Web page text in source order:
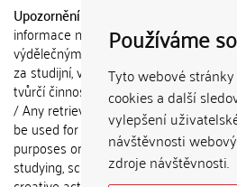
Používáme
Tyto webové
cookies a další
vylepšení
návštěvnosti
zdroje návštěvnosti.
Upozornění / Notice:
informace nemohou být použity k
výdělečným účelům nebo vydávány
za studijní, vědeckou nebo jinou
tvůrčí činnost jiné osoby než autora.
/ Any retrieved information shall not
be used for any commercial
purposes or claimed as results of
studying, scientific or any other